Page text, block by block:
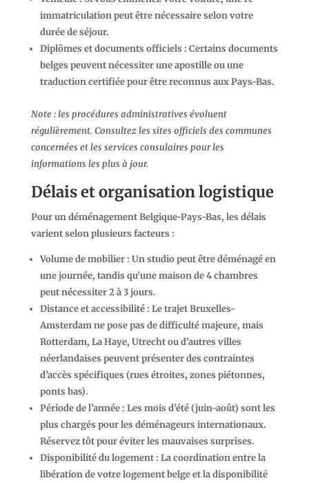
immatriculation peut être nécessaire selon votre
durée de séjour.
Diplômes et documents officiels : Certains documents
belges peuvent nécessiter une apostille ou une
traduction certifiée pour être reconnus aux Pays-Bas.
Note : les procédures administratives évoluent
régulièrement. Consultez les sites officiels des communes
concernées et les services consulaires pour les
informations les plus à jour.
Délais et organisation logistique
Pour un déménagement Belgique-Pays-Bas, les délais
varient selon plusieurs facteurs :
Volume de mobilier: Un studio peut être déménagé en
une journée, tandis qu’une maison de 4 chambres
peut nécessiter 2 à 3 jours.
Distance et accessibilité: Le trajet Bruxelles-
Amsterdam ne pose pas de difficulté majeure, mais
Rotterdam, La Haye, Utrecht ou d’autres villes
néerlandaises peuvent présenter des contraintes
d’accès spécifiques (rues étroites, zones piétonnes,
ponts bas).
Période de l’année: Les mois d’été (juin-août) sont les
plus chargés pour les déménageurs internationaux.
Réservez tôt pour éviter les mauvaises surprises.
Disponibilité du logement: La coordination entre la
libération de votre logement belge et la disponibilité